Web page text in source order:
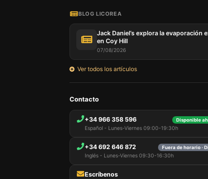
BLOG LICOREA
Jack Daniel’s explora la evaporación
en Coy Hill
07/08/2026
Ver todos los artículos
Contacto
+34 966 358 596 Disponible
Español - Lunes-Viernes 09:00-19:30h
+34 692 646 872 Fuera de horario ·
Inglés - Lunes-Viernes 09:30-16:30h
Escríbenos